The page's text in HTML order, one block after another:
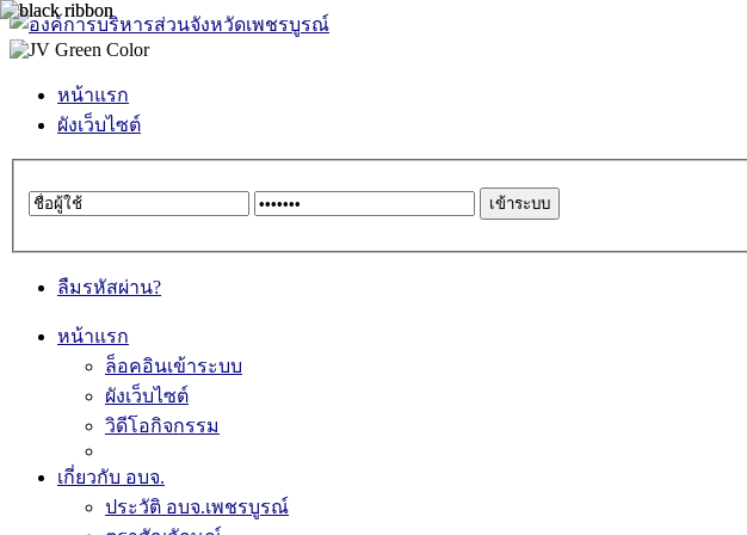
หน้าแรก
ผังเว็บไซต์
ลืมรหัสผ่าน?
หน้าแรก
ล็อคอินเข้าระบบ
ผังเว็บไซต์
วิดีโอกิจกรรม
เกี่ยวกับ อบจ.
ประวัติ อบจ.เพชรบูรณ์